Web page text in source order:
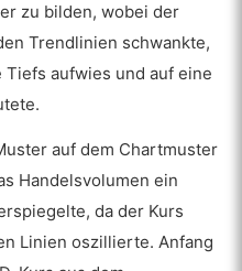
zu bilden, wobei der
Trendlinien schwankte,
aufwies und auf eine
auf dem Chartmuster
Handelsvolumen ein
da der Kurs
Linien oszillierte. Anfang